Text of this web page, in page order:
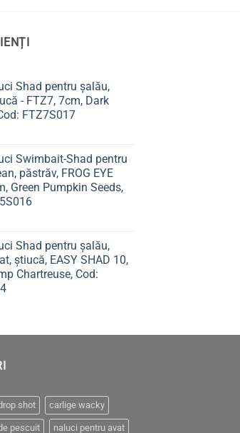
Shad pentru șalău,
- FTZ7, 7cm, Dark
FTZ7S017
Swimbait-Shad pentru
păstrăv, FROG EYE
Green Pumpkin Seeds,
Shad pentru șalău,
știucă, EASY SHAD 10,
Chartreuse, Cod:
shot carlige wacky
pescuit naluci pentru avat